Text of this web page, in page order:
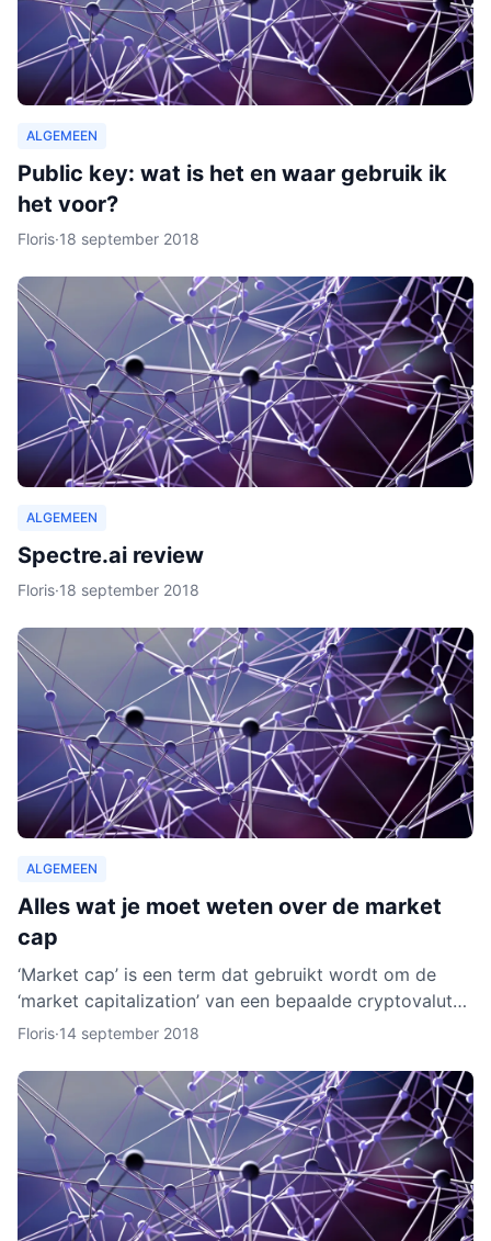
ALGEMEEN
Public key: wat is het en waar gebruik ik
het voor?
Floris·18 september 2018
ALGEMEEN
Spectre.ai review
Floris·18 september 2018
ALGEMEEN
Alles wat je moet weten over de market
cap
‘Market cap’ is een term dat gebruikt wordt om de
‘market capitalization’ van een bepaalde cryptovaluta
uit te drukken. Aan de hand van berekeningen van de
Floris·14 september 2018